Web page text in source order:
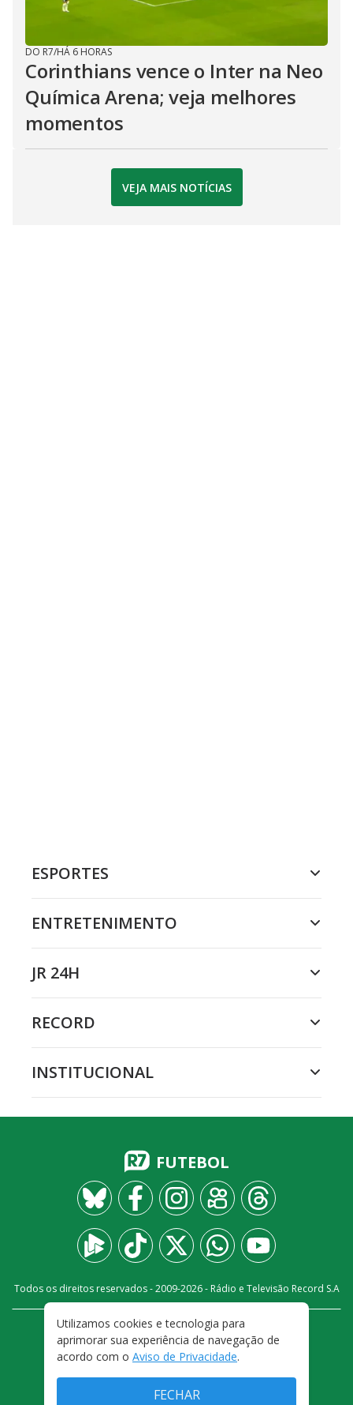
DO R7/HÁ 6 HORAS
Corinthians vence o Inter na Neo
Química Arena; veja melhores
momentos
VEJA MAIS NOTÍCIAS
ESPORTES
ENTRETENIMENTO
JR 24H
RECORD
INSTITUCIONAL
FUTEBOL
Todos os direitos reservados - 2009-2026- Rádio e Televisão Record S.A
FALE CONOSCO
PRIVACIDADE
TERMOS E CONDIÇÕES DE USO
Utilizamos cookies e tecnologia para
aprimorar sua experiência de navegação de
acordo com o Aviso de Privacidade.
FECHAR